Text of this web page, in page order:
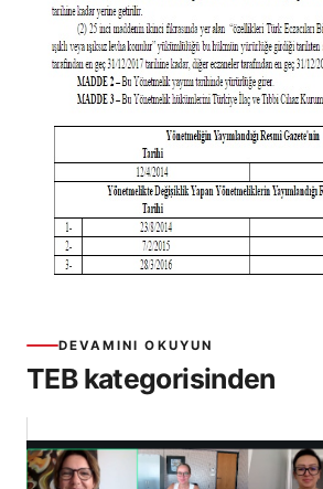
DEVAMINI OKUYUN
TEB kategorisinden